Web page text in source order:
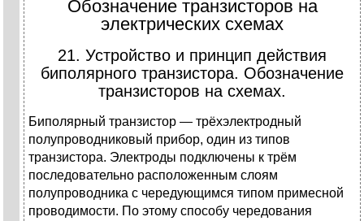
Обозначение транзисторов на
электрических схемах
21. Устройство и принцип действия
биполярного транзистора. Обозначение
транзисторов на схемах.
Биполярный транзистор — трёхэлектродный
полупроводниковый прибор, один из типов
транзистора. Электроды подключены к трём
последовательно расположенным слоям
полупроводника с чередующимся типом примесной
проводимости. По этому способу чередования